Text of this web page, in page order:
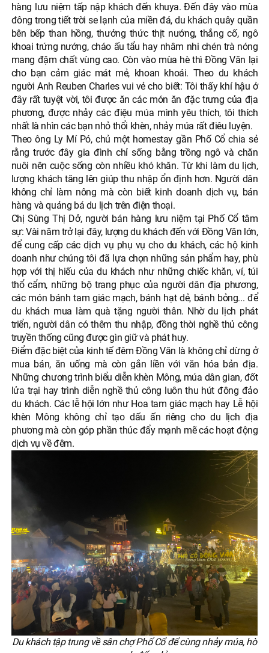
hàng lưu niệm tấp nập khách đến khuya. Đến đây vào mùa
đông trong tiết trời se lạnh của miền đá, du khách quây quần
bên bếp than hồng, thưởng thức thịt nướng, thắng cố, ngô
khoai trứng nướng, cháo ấu tẩu hay nhâm nhi chén trà nóng
mang đậm chất vùng cao. Còn vào mùa hè thì Đồng Văn lại
cho bạn cảm giác mát mẻ, khoan khoái. Theo du khách
người Anh Reuben Charles vui vẻ cho biết: Tôi thấy khí hậu ở
đây rất tuyệt vời, tôi được ăn các món ăn đặc trưng của địa
phương, được nhảy các điệu múa mình yêu thích, tôi thích
nhất là nhìn các bạn nhỏ thổi khèn, nhảy múa rất điêu luyện.
Theo ông Ly Mí Pó, chủ một homestay gần Phố Cổ chia sẻ
rằng trước đây gia đình chỉ sống bằng trồng ngô và chăn
nuôi nên cuộc sống còn nhiều khó khăn. Từ khi làm du lịch,
lượng khách tăng lên giúp thu nhập ổn định hơn. Người dân
không chỉ làm nông mà còn biết kinh doanh dịch vụ, bán
hàng và quảng bá du lịch trên điện thoại.
Chị Sùng Thị Dở, người bán hàng lưu niệm tại Phố Cổ tâm
sự: Vài năm trở lại đây, lượng du khách đến với Đồng Văn lớn,
để cung cấp các dịch vụ phụ vụ cho du khách, các hộ kinh
doanh như chúng tôi đã lựa chọn những sản phẩm hay, phù
hợp với thị hiếu của du khách như những chiếc khăn, ví, túi
thổ cẩm, những bộ trang phục của người dân địa phương,
các món bánh tam giác mạch, bánh hạt dẻ, bánh bỏng... để
du khách mua làm quà tặng người thân. Nhờ du lịch phát
triển, người dân có thêm thu nhập, đồng thời nghề thủ công
truyền thống cũng được gìn giữ và phát huy.
Điểm đặc biệt của kinh tế đêm Đồng Văn là không chỉ dừng ở
mua bán, ăn uống mà còn gắn liền với văn hóa bản địa.
Những chương trình biểu diễn khèn Mông, múa dân gian, đốt
lửa trại hay trình diễn nghề thủ công luôn thu hút đông đảo
du khách. Các lễ hội lớn như Hoa tam giác mạch hay Lễ hội
khèn Mông không chỉ tạo dấu ấn riêng cho du lịch địa
phương mà còn góp phần thúc đẩy mạnh mẽ các hoạt động
dịch vụ về đêm.
Du khách tập trung về sân chợ Phố Cổ để cùng nhảy múa, hò